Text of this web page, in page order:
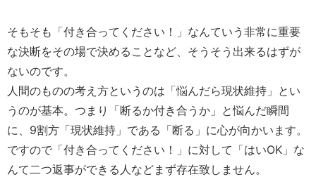
そもそも「付き合ってください！」なんていう非常に重要
な決断をその場で決めることなど、そうそう出来るはずが
ないのです。
人間のものの考え方というのは「悩んだら現状維持」とい
うのが基本。つまり「断るか付き合うか」と悩んだ瞬間
に、9割方「現状維持」である「断る」に心が向かいます。
ですので「付き合ってください！」に対して「はいOK」な
んて二つ返事ができる人などまず存在致しません。